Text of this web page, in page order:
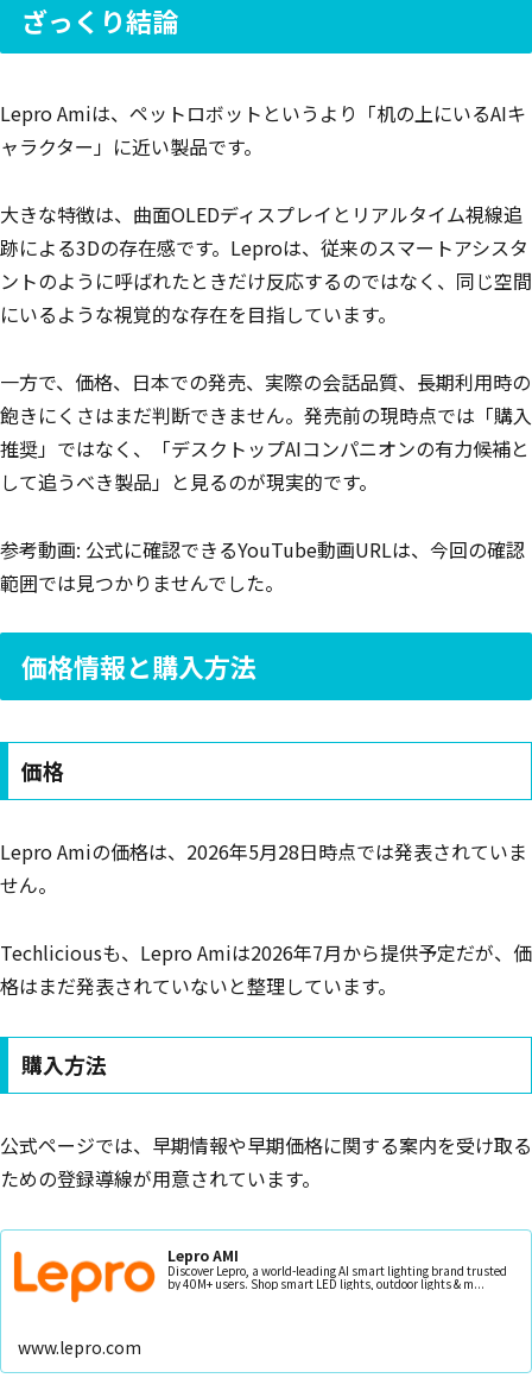
ざっくり結論
Lepro Amiは、ペットロボットというより「机の上にいるAIキ
ャラクター」に近い製品です。
大きな特徴は、曲面OLEDディスプレイとリアルタイム視線追
跡による3Dの存在感です。Leproは、従来のスマートアシスタ
ントのように呼ばれたときだけ反応するのではなく、同じ空間
にいるような視覚的な存在を目指しています。
一方で、価格、日本での発売、実際の会話品質、長期利用時の
飽きにくさはまだ判断できません。発売前の現時点では「購入
推奨」ではなく、「デスクトップAIコンパニオンの有力候補と
して追うべき製品」と見るのが現実的です。
参考動画: 公式に確認できるYouTube動画URLは、今回の確認
範囲では見つかりませんでした。
価格情報と購入方法
価格
Lepro Amiの価格は、2026年5月28日時点では発表されていま
せん。
Techliciousも、Lepro Amiは2026年7月から提供予定だが、価
格はまだ発表されていないと整理しています。
購入方法
公式ページでは、早期情報や早期価格に関する案内を受け取る
ための登録導線が用意されています。
Lepro AMI
Discover Lepro, a world-leading AI smart lighting brand trusted
by 40M+ users. Shop smart LED lights, outdoor lights & m...
www.lepro.com